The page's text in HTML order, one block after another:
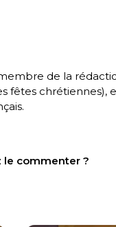
de la
fêtes chrétiennes),
le commenter ?